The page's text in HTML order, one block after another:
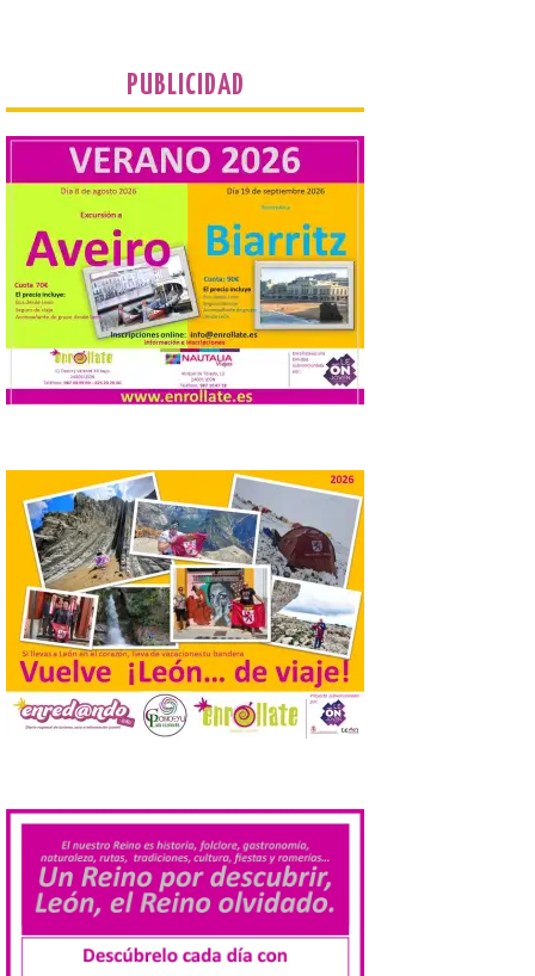
Los minerales y sus usos
más comunes centran la
Museo de la Siderurgia y
la Minería de Sabero
8 Ago 2026
La exposición que se
inaugurará el sábado día 8
de agosto a las doce y
media de la mañana,
durante la ‘Feria de
minerales, rocas y fósiles de Castilla y
León’, podrá visitarse hasta finales del
mes de noviembre, con […]
La Bañeza inicia sus
fiestas con el pregón a
cargo de Arturo Martínez
Matilla
8 Ago 2026
El Ayuntamiento de La
Bañeza designa a Arturo
Martínez Matilla como
pregonero de las Fiestas
2026. Tendrá lugar este
sábado 8 de agosto a las 21,00 horas en el
teatro municipal de La Bañeza. El
La I Feria de la Cerveza
Artesana de Astorga
arranca con una gran
acogida del público
8 Ago 2026
PUBLICIDAD